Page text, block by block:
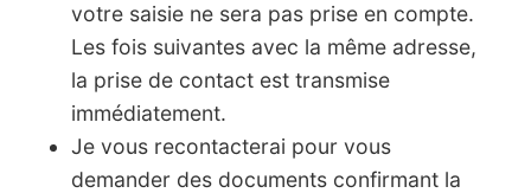
votre saisie ne sera pas prise en compte.
Les fois suivantes avec la même adresse,
la prise de contact est transmise
immédiatement.
Je vous recontacterai pour vous
demander des documents confirmant la